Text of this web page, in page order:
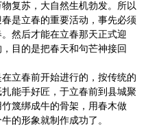
复苏，大自然生机勃发。所以
是立春的重要活动，事先必须
然后才能在立春那天正式迎
目的是把春天和句芒神接回
立春前开始进行的，按传统的
能手好匠，于立春前到县城聚
篾绑成牛的骨架，用春木做
的形象就制作成功了。